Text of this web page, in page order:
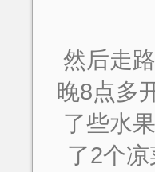
然后走
晚8点多
了些水
了2个